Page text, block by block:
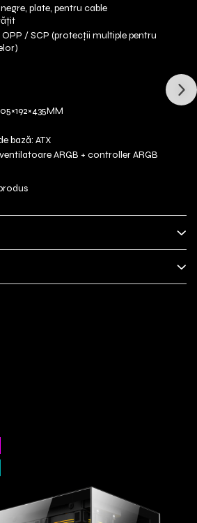
plate, pentru cable
/ SCP (protecții multiple pentru
bază: ATX
ARGB + controller ARGB